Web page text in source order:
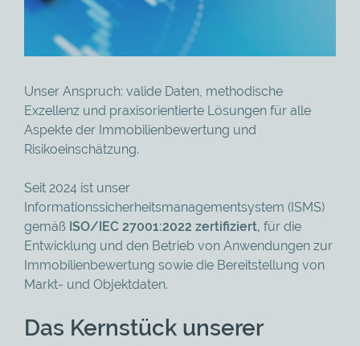
Unser Anspruch: valide Daten, methodische
Exzellenz und praxisorientierte Lösungen für alle
Aspekte der Immobilienbewertung und
Risikoeinschätzung.
Seit 2024 ist unser
Informationssicherheitsmanagementsystem (ISMS)
gemäß ISO/IEC 27001:2022 zertifiziert, für die
Entwicklung und den Betrieb von Anwendungen zur
Immobilienbewertung sowie die Bereitstellung von
Markt- und Objektdaten.
Das Kernstück unserer